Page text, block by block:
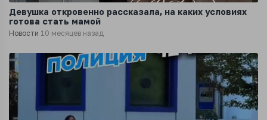
Девушка откровенно рассказала, на каких условиях
готова стать мамой
Новости 10 месяцев назад